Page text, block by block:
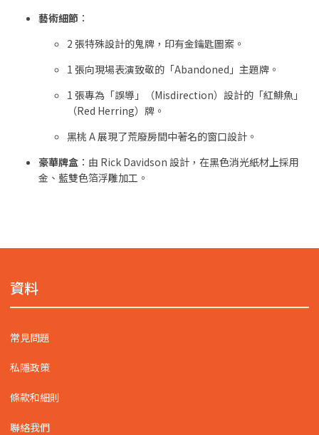
藝術細節 ：
2 張特殊設計的鬼牌，印有金鑰匙圖案。
1 張向現場表演致敬的「Abandoned」主題牌。
1 張專為「誤導」（Misdirection）設計的「紅鯡魚」
（Red Herring）牌。
黑桃 A 展現了荒廢房間中著名的窗口設計。
豪華牌盒 ：由 Rick Davidson 設計，在黑色消光紙材上採用
金、藍雙色箔浮雕加工。
資料
常見問題
私隱政策
條款和細則
聯絡我們